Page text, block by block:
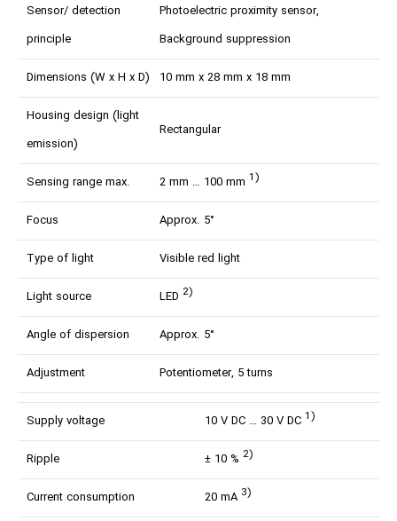
Sensor/ detection
principle
Photoelectric proximity sensor,
Background suppression
Dimensions (W x H x D) 10 mm x 28 mm x 18 mm
Housing design (light
emission)
Rectangular
Sensing range max. 2 mm … 100 mm 1)
Focus Approx. 5°
Type of light Visible red light
Light source LED 2)
Angle of dispersion Approx. 5°
Adjustment Potentiometer, 5 turns
Supply voltage 10 V DC … 30 V DC 1)
Ripple ± 10 % 2)
Current consumption 20 mA 3)